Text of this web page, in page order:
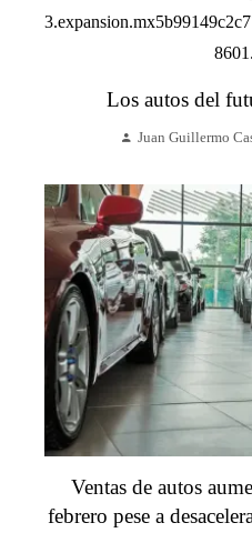
Los autos del
Juan Guillermo
Ventas de autos
febrero pese a